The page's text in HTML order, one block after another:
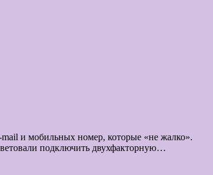
и мобильных номер, которые «не жалко».
подключить двухфакторную…